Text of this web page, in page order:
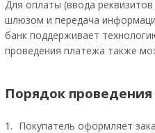
Для оплаты (ввода
шлюзом и передача
банк поддерживает
проведения платежа также
Порядок
Покупатель оформляет